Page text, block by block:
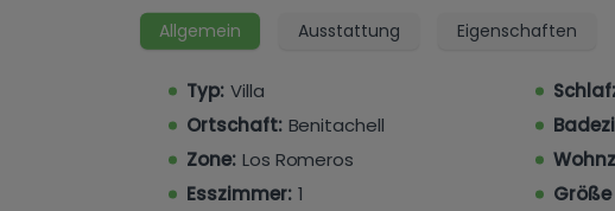
Allgemein Ausstattung Eigenschaften
Typ: Villa
Ortschaft: Benitachell
Zone: Los Romeros
Esszimmer: 1 Größe